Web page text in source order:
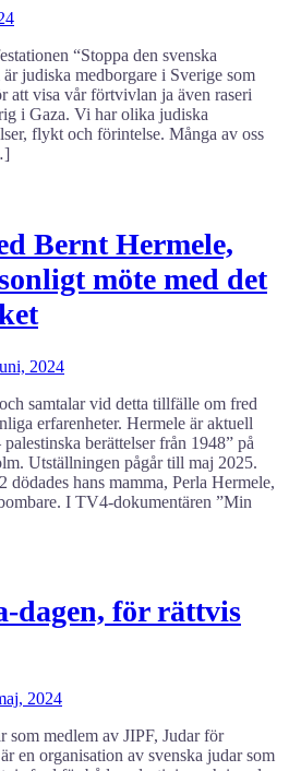
“Stoppa den svenska
judiska medborgare i Sverige som
att visa vår förtvivlan ja även raseri
i Gaza. Vi har olika judiska
flykt och förintelse. Många av oss
Bernt Hermele,
möte med det
2024
samtalar vid detta tillfälle om fred
erfarenheter. Hermele är aktuell
berättelser från 1948” på
Utställningen pågår till maj 2025.
dödades hans mamma, Perla Hermele,
I TV4-dokumentären ”Min
dagen, för rättvis
2024
som medlem av JIPF, Judar för
en organisation av svenska judar som